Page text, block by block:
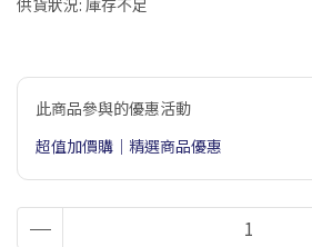
供貨狀況: 庫存不足
此商品參與的優惠活動
超值加價購｜精選商品優惠